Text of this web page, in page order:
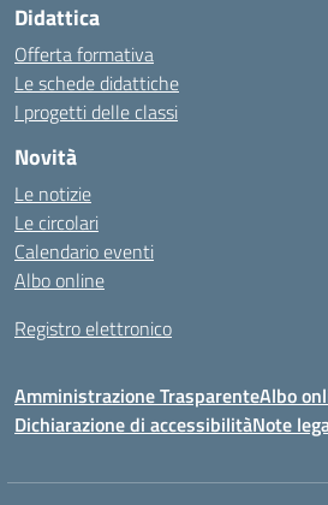
Didattica
Offerta formativa
Le schede didattiche
I progetti delle classi
Novità
Le notizie
Le circolari
Calendario eventi
Albo online
Registro elettronico
Amministrazione TrasparenteAlbo
Dichiarazione di accessibilitàNote